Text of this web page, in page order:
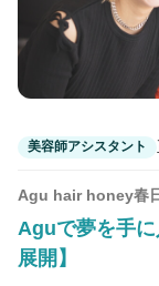
美容師アシスタント
Agu hair honey春
Aguで夢を手
展開】